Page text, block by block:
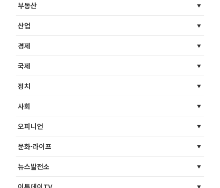
부동산
산업
경제
국제
정치
사회
오피니언
문화·라이프
뉴스발전소